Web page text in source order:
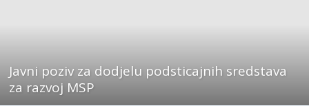
Javni poziv za dodjelu podsticajnih sredstava
za razvoj MSP